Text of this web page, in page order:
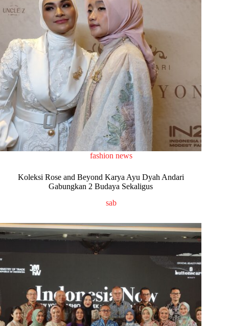
fashion news
Koleksi Rose and Beyond Karya Ayu Dyah Andari
Gabungkan 2 Budaya Sekaligus
sab